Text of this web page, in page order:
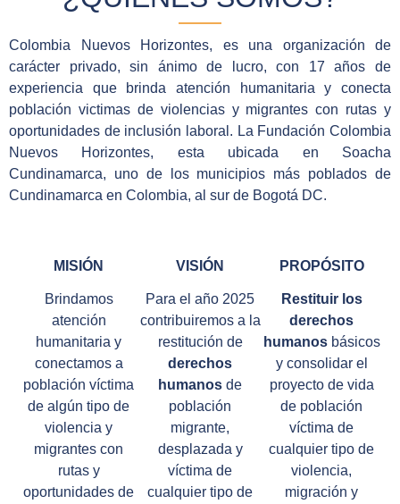
Colombia Nuevos Horizontes, es una organización de
carácter privado, sin ánimo de lucro, con 17 años de
experiencia que brinda atención humanitaria y conecta
población victimas de violencias y migrantes con rutas y
oportunidades de inclusión laboral. La Fundación Colombia
Nuevos Horizontes, esta ubicada en Soacha
Cundinamarca, uno de los municipios más poblados de
Cundinamarca en Colombia, al sur de Bogotá DC.
MISIÓN
Brindamos
atención
humanitaria y
conectamos a
población víctima
de algún tipo de
violencia y
migrantes con
rutas y
oportunidades de
VISIÓN
Para el año 2025
contribuiremos a la
restitución de
derechos
humanos de
población
migrante,
desplazada y
víctima de
cualquier tipo de
PROPÓSITO
Restituir los
derechos
humanosbásicos
y consolidar el
proyecto de vida
de población
víctima de
cualquier tipo de
violencia,
migración y